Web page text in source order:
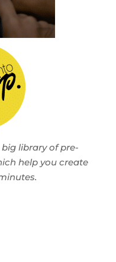
library of pre-
help you create